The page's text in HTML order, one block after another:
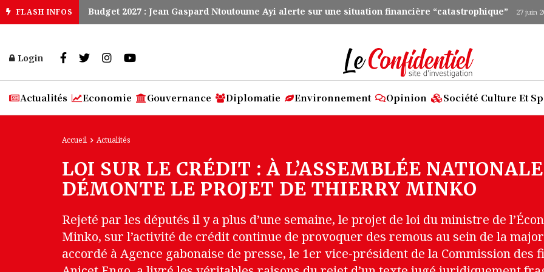
Login
Actualités Economie Gouvernance Diplomatie Environnement Opinion Société Culture Et
Accueil Actualités
LOI SUR LE CRÉDIT : À L’ASSEMBLÉE
DÉMONTE LE PROJET DE THIERRY MINKO
Rejeté par les députés il y a plus d’une semaine, le projet de loi du ministre de
Minko, sur l’activité de crédit continue de provoquer des remous au sein de la
accordé à Agence gabonaise de presse, le 1er vice-président de la Commission des
FLASH INFOS Budget 2027 : Jean Gaspard Ntoutoume Ayi alerte sur une situation financière “catastrophique” 27
Nouveau sélectionneur des Panthères : Darneau Essia Ndong dénonce une diversion de la FEGAFOOT